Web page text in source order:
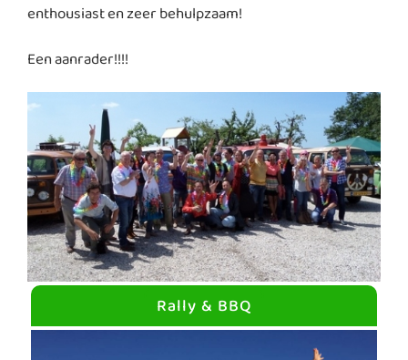
enthousiast en zeer behulpzaam!
Een aanrader!!!!
Rally & BBQ